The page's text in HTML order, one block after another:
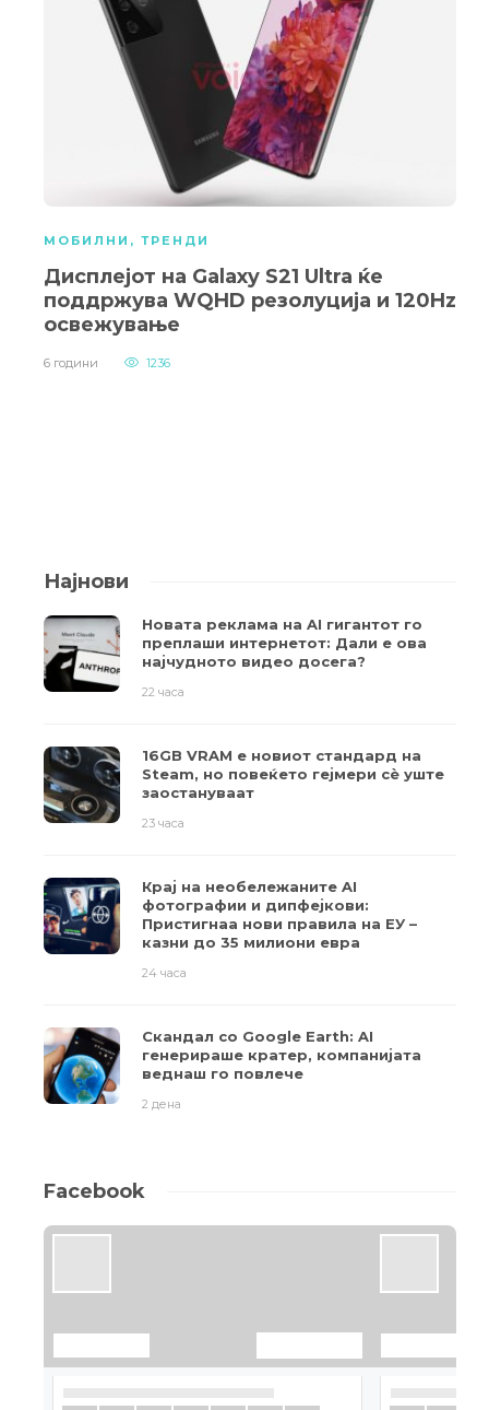
МОБИЛНИ , ТРЕНДИ
Дисплејот на Galaxy S21 Ultra ќе
поддржува WQHD резолуција и 120Hz
освежување
6 години 1236
Најнови
Новата реклама на AI гигантот го
преплаши интернетот: Дали е ова
најчудното видео досега?
22 часа
16GB VRAM е новиот стандард на
Steam, но повеќето гејмери ​​сè уште
заостануваат
23 часа
Крај на необележаните AI
фотографии и дипфејкови:
Пристигнаа нови правила на ЕУ –
казни до 35 милиони евра
24 часа
Скандал со Google Earth: AI
генерираше кратер, компанијата
веднаш го повлече
2 дена
Facebook